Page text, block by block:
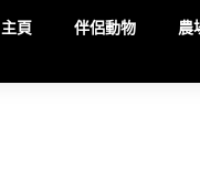
主頁 伴侶動物 農